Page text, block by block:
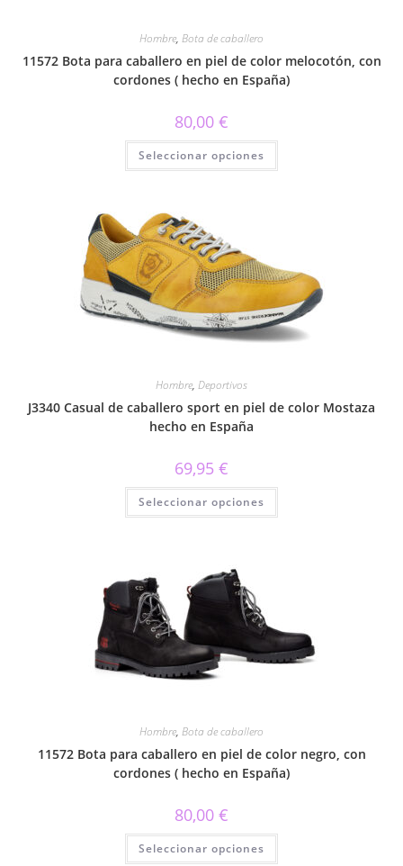
Hombre, Bota de caballero
11572 Bota para caballero en piel de color melocotón, con
cordones ( hecho en España)
80,00 €
Seleccionar opciones
Este
tiene
en
la
página
de
producto
Hombre, Deportivos
J3340 Casual de caballero sport en piel de color Mostaza
hecho en España
69,95 €
Seleccionar opciones
Este
tiene
la
página
de
producto
Hombre, Bota de caballero
11572 Bota para caballero en piel de color negro, con
cordones ( hecho en España)
80,00 €
Seleccionar opciones
Este